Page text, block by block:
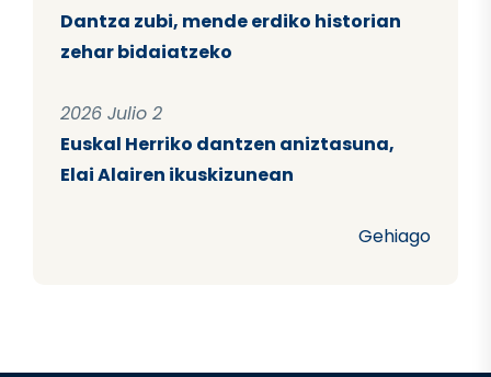
Dantza zubi, mende erdiko historian
zehar bidaiatzeko
2026 Julio 2
Euskal Herriko dantzen aniztasuna,
Elai Alairen ikuskizunean
Gehiago